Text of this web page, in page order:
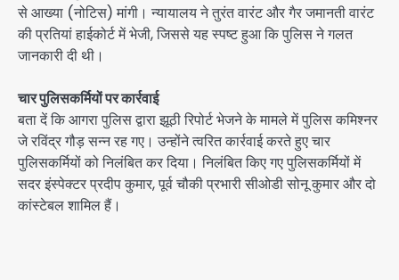
से आख्या (नोटिस) मांगी। न्यायालय ने तुरंत वारंट और गैर जमानती वारंट
की प्रतियां हाईकोर्ट में भेजी, जिससे यह स्पष्ट हुआ कि पुलिस ने गलत
जानकारी दी थी।
चार पुलिसकर्मियों पर कार्रवाई
बता दें कि आगरा पुलिस द्वारा झूठी रिपोर्ट भेजने के मामले में पुलिस कमिश्नर
जे रविंद्र गौड़ सन्न रह गए। उन्होंने त्वरित कार्रवाई करते हुए चार
पुलिसकर्मियों को निलंबित कर दिया। निलंबित किए गए पुलिसकर्मियों में
सदर इंस्पेक्टर प्रदीप कुमार, पूर्व चौकी प्रभारी सीओडी सोनू कुमार और दो
कांस्टेबल शामिल हैं।